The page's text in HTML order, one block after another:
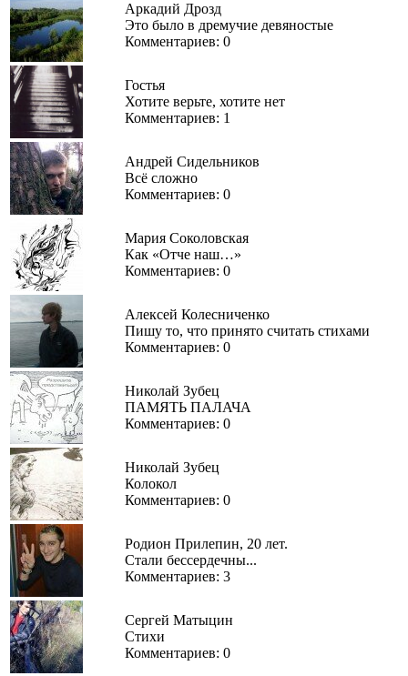
Аркадий Дрозд
Это было в дремучие девяностые
Комментариев: 0
Гостья
Хотите верьте, хотите нет
Комментариев: 1
Андрей Сидельников
Всё сложно
Комментариев: 0
Мария Соколовская
Как «Отче наш…»
Комментариев: 0
Алексей Колесниченко
Пишу то, что принято считать стихами
Комментариев: 0
Николай Зубец
ПАМЯТЬ ПАЛАЧА
Комментариев: 0
Николай Зубец
Колокол
Комментариев: 0
Родион Прилепин, 20 лет.
Стали бессердечны...
Комментариев: 3
Сергей Матыцин
Стихи
Комментариев: 0